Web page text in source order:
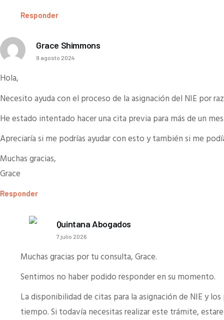
Responder
Grace Shimmons
9 agosto 2024
Hola,
Necesito ayuda con el proceso de la asignación del NIE por
He estado intentado hacer una cita previa para más de un
Apreciaría si me podrías ayudar con esto y también si me
Muchas gracias,
Grace
Responder
Quintana Abogados
7 julio 2026
Muchas gracias por tu consulta, Grace.
Sentimos no haber podido responder en su momento.
La disponibilidad de citas para la asignación de NIE y
tiempo. Si todavía necesitas realizar este trámite,